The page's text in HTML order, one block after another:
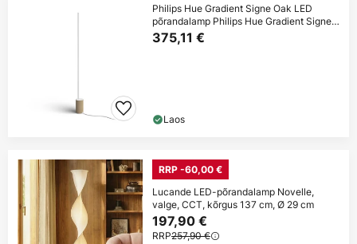
Philips Hue Gradient Signe Oak LED
põrandalamp Philips Hue Gradient Signe
Oak
375,11 €
Laos
RRP -60,00 €
Lucande LED-põrandalamp Novelle,
valge, CCT, kõrgus 137 cm, Ø 29 cm
197,90 €
RRP257,90 €